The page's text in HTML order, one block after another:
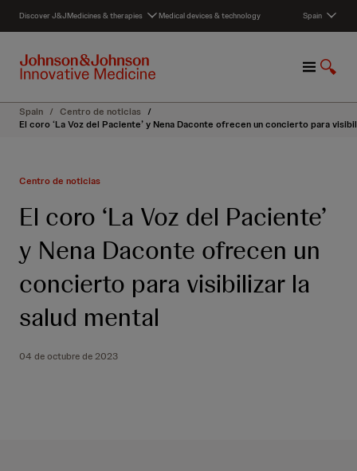
c
Discover J&JMedicines & therapies Medical devices & technology Spain
M
n
u
S
o
w
Spain / Centro de noticias /
El coro ‘La Voz del Paciente’ y Nena Daconte ofrecen un concierto para
Centro de noticias
El coro ‘La Voz del Paciente’
y Nena Daconte ofrecen un
concierto para visibilizar la
salud mental
04 de octubre de 2023